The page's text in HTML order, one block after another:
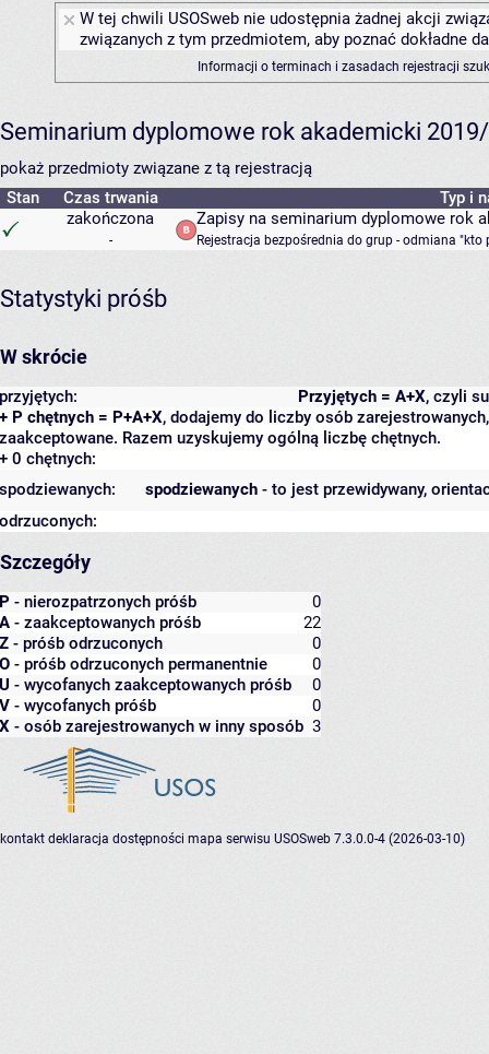
W tej chwili USOSweb nie udostępnia żadnej akcji
związanych z tym przedmiotem, aby poznać dokładne
Informacji o terminach i zasadach rejestracji
Seminarium dyplomowe rok akademicki
pokaż przedmioty związane z tą rejestracją
Stan
Czas trwania
Typ i
zakończona
-
Zapisy na seminarium dyplomowe rok
Rejestracja bezpośrednia do grup - odmiana "kto
Statystyki próśb
W skrócie
Przyjętych = A+X, czyli
przyjętych:
+ P chętnych = P+A+X, dodajemy do liczby osób
zaakceptowane. Razem uzyskujemy ogólną liczbę chętnych.
+ 0 chętnych:
spodziewanych - to jest przewidywany,
spodziewanych:
odrzuconych:
Szczegóły
P - nierozpatrzonych próśb
0
A - zaakceptowanych próśb
22
Z - próśb odrzuconych
0
O - próśb odrzuconych permanentnie
0
U - wycofanych zaakceptowanych próśb
0
V - wycofanych próśb
0
X - osób zarejestrowanych w inny sposób 3
kontakt deklaracja dostępności mapa serwisu USOSweb 7.3.0.0-4 (2026-03-10)